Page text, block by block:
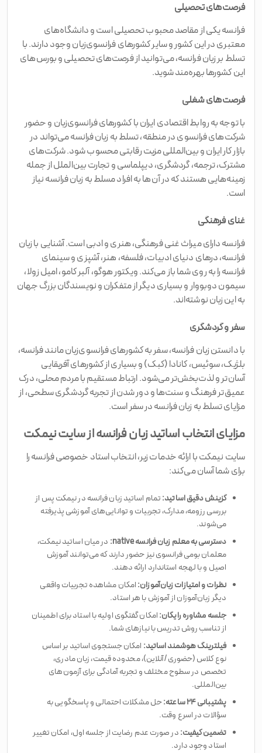
فرصت‌های تحصیلی
فرانسه یکی از مقاصد محبوب تحصیلی است و دانشگاه‌های
معتبری در این کشور و سایر کشورهای فرانسوی‌زبان وجود دارند. با
تسلط بر زبان فرانسه، می‌توانید از فرصت‌های تحصیلی و بورس‌های
این کشورها بهره‌مند شوید.
فرصت‌های شغلی
با توجه به روابط اقتصادی ایران با کشورهای فرانسوی‌زبان و حضور
شرکت‌های فرانسوی در منطقه، تسلط به زبان فرانسه می‌تواند در
بازار کار ایران و بین‌المللی مزیت رقابتی محسوب شود. شرکت‌های
مشترک، ترجمه، گردشگری، دیپلماسی و تجارت بین‌الملل از جمله
زمینه‌هایی هستند که در آن‌ها به افراد مسلط به زبان فرانسه نیاز
است.
غنای فرهنگی
فرانسه دارای میراث غنی فرهنگی، هنری و ادبی است. آشنایی با زبان
فرانسه، درهای دنیای ادبیات، فلسفه، هنر، آشپزی و سینمای
فرانسه را به روی شما باز می‌کند. ویکتور هوگو، آلبر کامو، امیل زولا،
سیمون دوبووار و بسیاری دیگر از متفکران و نویسندگان بزرگ جهان
به این زبان نوشته‌اند.
سفر و گردشگری
با دانستن زبان فرانسه، سفر به کشورهای فرانسوی‌زبان مانند فرانسه،
بلژیک، سوئیس، کانادا (کبک) و بسیاری از کشورهای آفریقایی
آسان‌تر و لذت‌بخش‌تر می‌شود. ارتباط مستقیم با مردم محلی، درک
عمیق‌تر فرهنگ و سنت‌ها و دور شدن از تجربه گردشگری سطحی، از
مزایای تسلط به زبان فرانسه در سفر است.
مزایای انتخاب اساتید زبان فرانسه از سایت نیمکت
سایت نیمکت با ارائه خدمات زیر، انتخاب استاد خصوصی فرانسه را
برای شما آسان می‌کند:
گزینش دقیق اساتید:تمام اساتید زبان فرانسه در نیمکت پس از
بررسی رزومه، مدارک، تجربیات و توانایی‌های آموزشی پذیرفته
می‌شوند.
دسترسی به معلم زبان فرانسه native:
در میان اساتید نیمکت،
معلمان بومی فرانسوی نیز حضور دارند که می‌توانند آموزش
اصیل و با لهجه استاندارد ارائه دهند.
نظرات و امتیازات زبان‌آموزان:امکان مشاهده تجربیات واقعی
دیگر زبان‌آموزان از آموزش با هر استاد.
جلسه مشاوره رایگان:امکان گفتگوی اولیه با استاد برای اطمینان
از تناسب روش تدریس با نیازهای شما.
فیلترینگ هوشمند اساتید: امکان جستجوی اساتید بر اساس
نوع کلاس (حضوری/آنلاین)، محدوده قیمت، زبان مادری،
تخصص در سطوح مختلف و تجربه آمادگی برای آزمون‌های
بین‌المللی.
پشتیبانی ۲۴ ساعته:
حل مشکلات احتمالی و پاسخگویی به
سؤالات در اسرع وقت.
تضمین کیفیت:در صورت عدم رضایت از جلسه اول، امکان تغییر
استاد وجود دارد.